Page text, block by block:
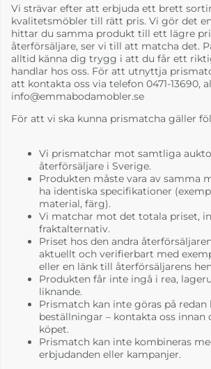
Vi strävar efter att erbjuda ett brett
kvalitetsmöbler till rätt pris. Vi gör det
hittar du samma produkt till ett lägre
återförsäljare, ser vi till att matcha det.
alltid känna dig trygg i att du får ett
handlar hos oss. För att utnyttja
att kontakta oss via telefon 0471-13690,
info@emmabodamobler.se
För att vi ska kunna prismatcha gäller
Vi prismatchar mot samtliga
återförsäljare i Sverige.
Produkten måste vara av samma
ha identiska specifikationer
material, färg).
Vi matchar mot det totala priset,
fraktalternativ.
Priset hos den andra
aktuellt och verifierbart med
eller en länk till återförsäljarens
Produkten får inte ingå i rea,
liknande.
Prismatch kan inte göras på redan
beställningar – kontakta oss innan
köpet.
Prismatch kan inte kombineras
erbjudanden eller kampanjer.